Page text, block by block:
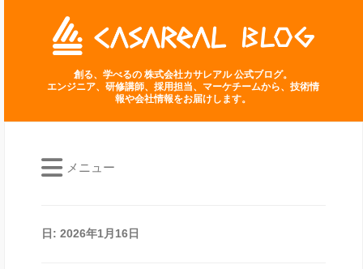
創る、学べるの 株式会社カサレアル 公式ブログ。
エンジニア、研修講師、採用担当、マーケチームから、技術情
報や会社情報をお届けします。
メニュー
日: 2026年1月16日